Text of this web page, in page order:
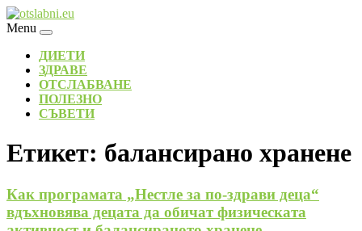
Skip
to
Menu
ДИЕТИ
ЗДРАВЕ
ОТСЛАБВАНЕ
ПОЛЕЗНО
СЪВЕТИ
Етикет: балансирано хранене
Как програмата „Нестле за по-здрави деца“
вдъхновява децата да обичат физическата